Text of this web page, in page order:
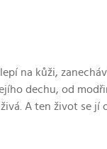
na kůži,
dechu, od
A ten život se jí